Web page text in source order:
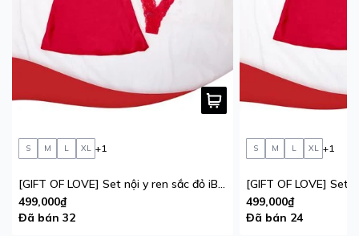
S M L XL +1
[GIFT OF LOVE] Set nội y ren sắc đỏ iBasic phiên bản giới hạn
499,000₫
Đã bán 32
S M L XL +1
499,000₫
Đã bán 24